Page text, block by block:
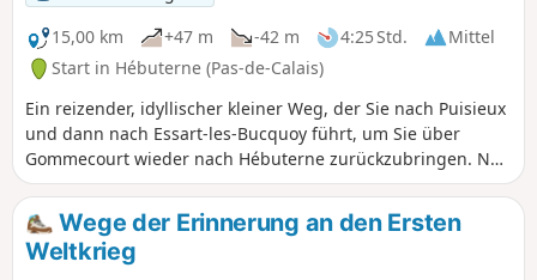
15,00 km
+47 m -42 m 4:25 Std.
Mittel
Start in Hébuterne (Pas-de-Calais)
Ein reizender, idyllischer kleiner Weg, der Sie nach Puisieux
und dann nach Essart-les-Bucquoy führt, um Sie über
Gommecourt wieder nach Hébuterne zurückzubringen. Nur
wenige Straßen, lediglich zur Verbindung der Wege.
Möglichkeit, nach dem Vorbeigehen am Bauernhof (3) nach
links abzubiegen, um die britischen Friedhöfe zu besuchen.
Wege der Erinnerung an den Ersten
Weltkrieg